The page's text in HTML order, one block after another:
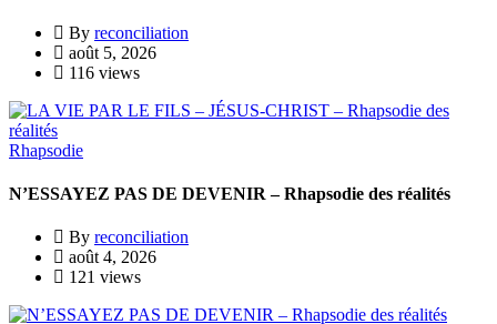
By reconciliation
août 5, 2026
116 views
Rhapsodie
N’ESSAYEZ PAS DE DEVENIR – Rhapsodie des réalités
By reconciliation
août 4, 2026
121 views